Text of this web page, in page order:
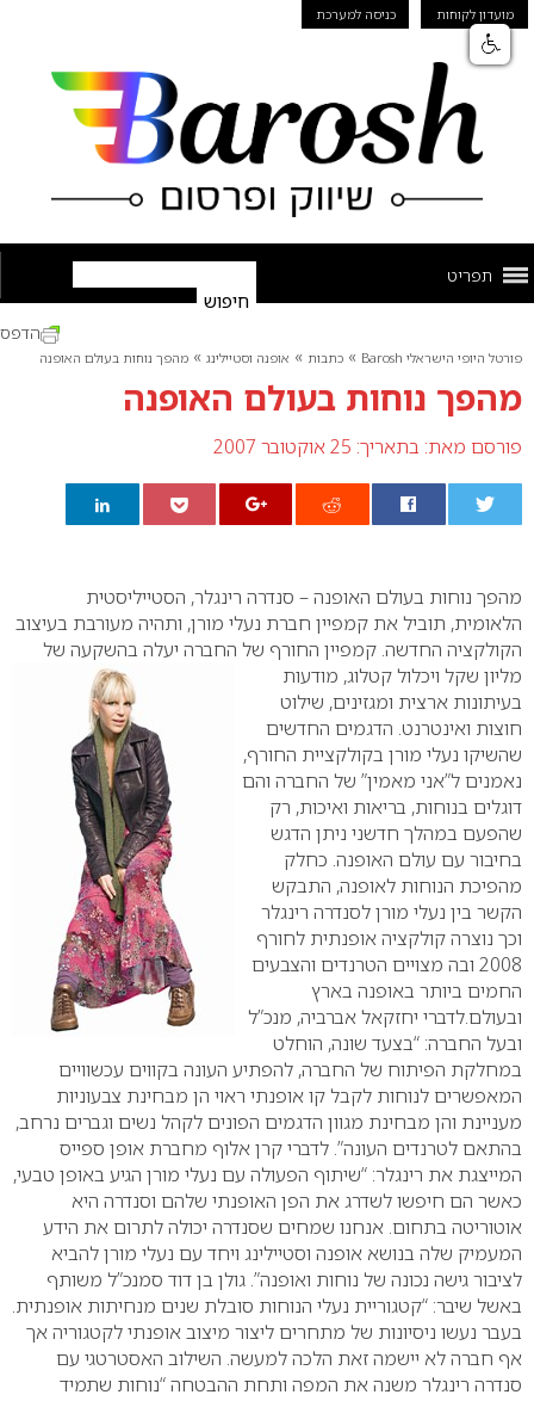
מועדון לקוחות כניסה למערכת
תפריט
פורטל היופי הישראלי Barosh » כתבות » אופנה וסטיילינג » מהפך נוחות בעולם האופנה
מהפך נוחות בעולם האופנה
פורסם מאת: בתאריך: 25 אוקטובר 2007
הדפס
מהפך נוחות בעולם האופנה – סנדרה רינגלר, הסטייליסטית
הלאומית, תוביל את קמפיין חברת נעלי מורן, ותהיה מעורבת בעיצוב
הקולקציה החדשה. קמפיין החורף של החברה יעלה בהשקעה של
מליון שקל ויכלול קטלוג, מודעות
בעיתונות ארצית ומגזינים, שילוט
חוצות ואינטרנט. הדגמים החדשים
שהשיקו נעלי מורן בקולקציית החורף,
נאמנים ל”אני מאמין” של החברה והם
דוגלים בנוחות, בריאות ואיכות, רק
שהפעם במהלך חדשני ניתן הדגש
בחיבור עם עולם האופנה. כחלק
מהפיכת הנוחות לאופנה, התבקש
הקשר בין נעלי מורן לסנדרה רינגלר
וכך נוצרה קולקציה אופנתית לחורף
2008 ובה מצויים הטרנדים והצבעים
החמים ביותר באופנה בארץ
ובעולם.לדברי יחזקאל אברביה, מנכ”ל
ובעל החברה: “בצעד שונה, הוחלט
במחלקת הפיתוח של החברה, להפתיע העונה בקווים עכשוויים
המאפשרים לנוחות לקבל קו אופנתי ראוי הן מבחינת צבעוניות
מעניינת והן מבחינת מגוון הדגמים הפונים לקהל נשים וגברים נרחב,
בהתאם לטרנדים העונה”. לדברי קרן אלוף מחברת אופן ספייס
המייצגת את רינגלר: “שיתוף הפעולה עם נעלי מורן הגיע באופן טבעי,
כאשר הם חיפשו לשדרג את הפן האופנתי שלהם וסנדרה היא
אוטוריטה בתחום. אנחנו שמחים שסנדרה יכולה לתרום את הידע
המעמיק שלה בנושא אופנה וסטיילינג ויחד עם נעלי מורן להביא
לציבור גישה נכונה של נוחות ואופנה”. גולן בן דוד סמנכ”ל משותף
באשל שיבר: “קטגוריית נעלי הנוחות סובלת שנים מנחיתות אופנתית.
בעבר נעשו ניסיונות של מתחרים ליצור מיצוב אופנתי לקטגוריה אך
אף חברה לא יישמה זאת הלכה למעשה. השילוב האסטרטגי עם
סנדרה רינגלר משנה את המפה ותחת ההבטחה “נוחות שתמיד